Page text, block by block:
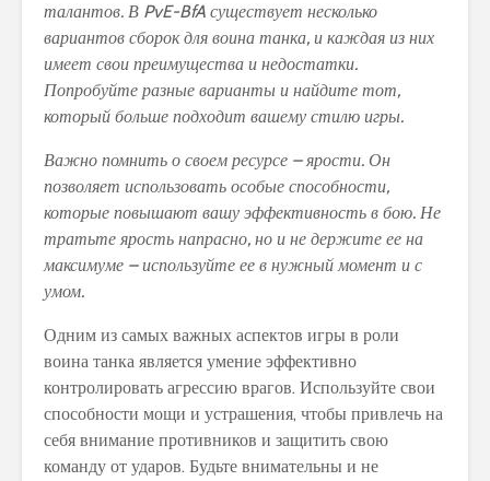
талантов. В PvE-BfA существует несколько
вариантов сборок для воина танка, и каждая из них
имеет свои преимущества и недостатки.
Попробуйте разные варианты и найдите тот,
который больше подходит вашему стилю игры.
Важно помнить о своем ресурсе – ярости. Он
позволяет использовать особые способности,
которые повышают вашу эффективность в бою. Не
тратьте ярость напрасно, но и не держите ее на
максимуме – используйте ее в нужный момент и с
умом.
Одним из самых важных аспектов игры в роли
воина танка является умение эффективно
контролировать агрессию врагов. Используйте свои
способности мощи и устрашения, чтобы привлечь на
себя внимание противников и защитить свою
команду от ударов. Будьте внимательны и не